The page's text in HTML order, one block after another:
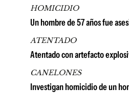
HOMICIDIO
Un hombre de 57 años fue
ATENTADO
Atentado con artefacto
CANELONES
Investigan homicidio de un